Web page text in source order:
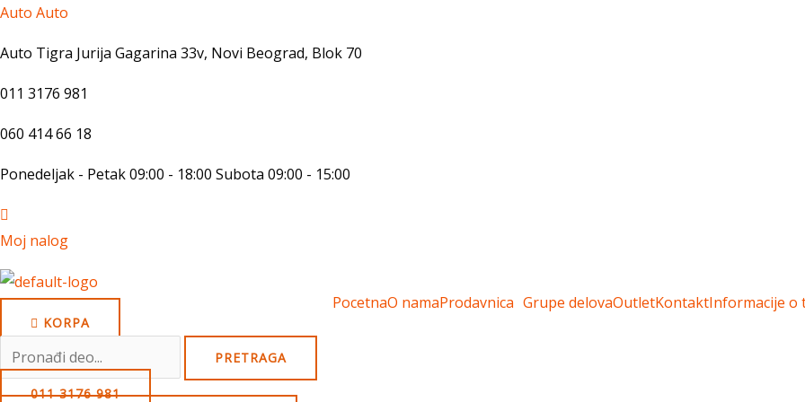
Skip
content
Auto Auto
Auto Tigra Jurija Gagarina 33v, Novi Beograd, Blok 70
011 3176 981
060 414 66 18
Ponedeljak - Petak 09:00 - 18:00 Subota 09:00 - 15:00
Moj nalog
PocetnaO namaProdavnica Grupe delovaOutletKontaktInformacije o
KORPA
Search
for:
PRETRAGA
011 3176 981